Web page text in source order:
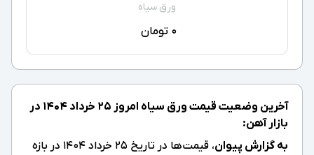
ورق سیاه
0 تومان
آخرین وضعیت قیمت ورق سیاه امروز ۲۵ خرداد ۱۴۰۴ در
بازار آهن:
به گزارش پیوان
، قیمت‌ها در تاریخ ۲۵ خرداد ۱۴۰۴ در بازه